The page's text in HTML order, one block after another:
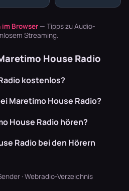
oh…
Sender im
im Browser — Tipps zu Audio-
Streaming.
House Radio
kostenlos?
Maretimo House Radio?
House Radio hören?
Radio bei den Hörern
· Webradio-Verzeichnis